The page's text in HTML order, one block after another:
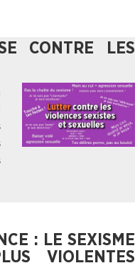
CONTRE LES
: LE SEXISME
VIOLENTES